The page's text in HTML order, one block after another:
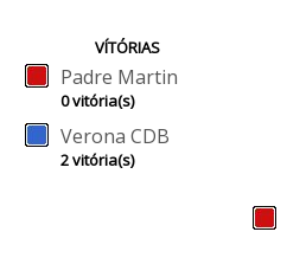
VÍTÓRIAS
Padre Martin
0 vitória(s)
Verona CDB
2 vitória(s)